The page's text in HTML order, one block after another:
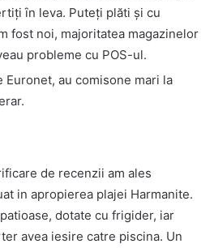
ȋn leva. Puteți plăti și cu
fost noi, majoritatea magazinelor
probleme cu POS-ul.
Euronet, au comisone mari la
de recenzii am ales
in apropierea plajei Harmanite.
dotate cu frigider, iar
avea iesire catre piscina. Un